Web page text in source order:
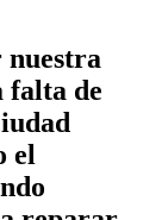
nuestra
falta de
el